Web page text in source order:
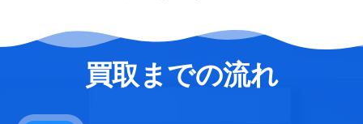
買取までの流れ